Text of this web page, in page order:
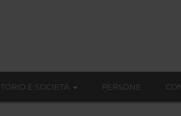
E SOCIETÀ PERSONE